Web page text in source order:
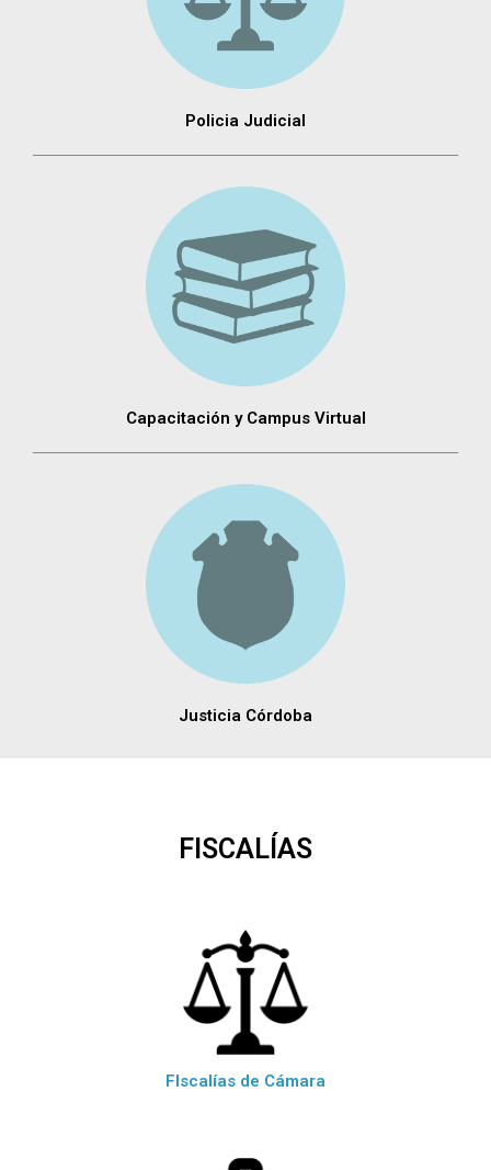
Policia Judicial
Capacitación y Campus Virtual
Justicia Córdoba
FISCALÍAS
FIscalías de Cámara